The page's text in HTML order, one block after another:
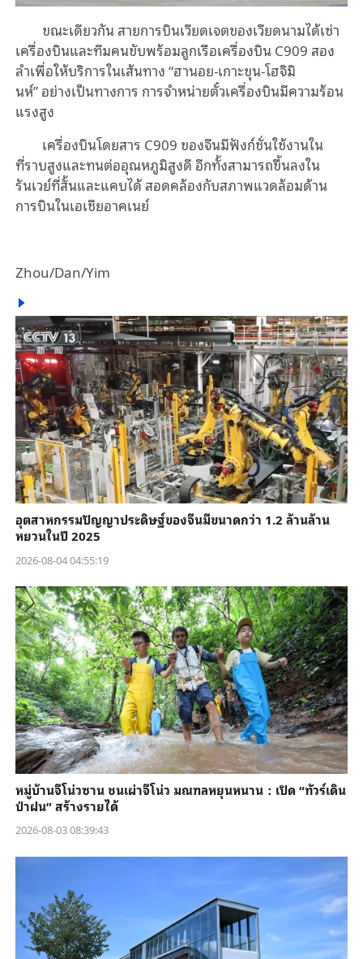
ขณะเดียวกัน สายการบินเวียดเจตของเวียดนามได้เช่า
เครื่องบินและทีมคนขับพร้อมลูกเรือเครื่องบิน C909 สอง
ลำเพื่อให้บริการในเส้นทาง “ฮานอย-เกาะขุน-โฮจิมิ
นห์” อย่างเป็นทางการ การจำหน่ายตั๋วเครื่องบินมีความร้อน
แรงสูง
เครื่องบินโดยสาร C909 ของจีนมีฟังก์ชั่นใช้งานใน
ที่ราบสูงและทนต่ออุณหภูมิสูงดี อีกทั้งสามารถขึ้นลงใน
รันเวย์ที่สั้นและแคบได้ สอดคล้องกับสภาพแวดล้อมด้าน
การบินในเอเชียอาคเนย์
Zhou/Dan/Yim
อุตสาหกรรมปัญญาประดิษฐ์ของจีนมีขนาดกว่า 1.2 ล้านล้าน
หยวนในปี 2025
2026-08-04 04:55:19
หมู่บ้านจีโน่วซาน ชนเผ่าจีโน่ว มณฑลหยุนหนาน：เปิด “ทัวร์เดิน
ป่าฝน” สร้างรายได้
2026-08-03 08:39:43